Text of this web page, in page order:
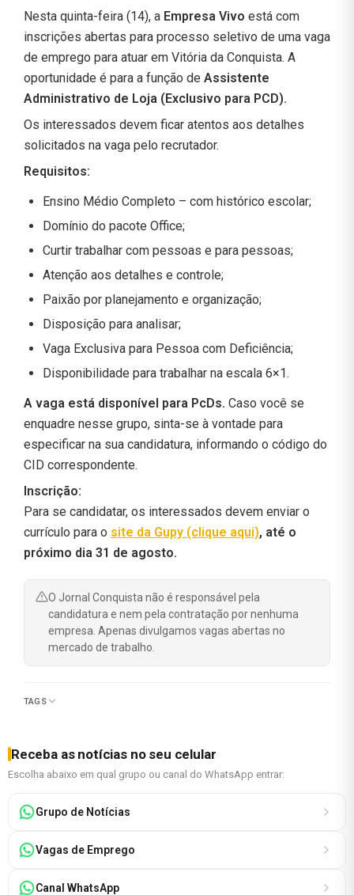
Nesta quinta-feira (14), a Empresa Vivo está com
inscrições abertas para processo seletivo de uma vaga
de emprego para atuar em Vitória da Conquista. A
oportunidade é para a função de Assistente
Administrativo de Loja (Exclusivo para PCD).
Os interessados devem ficar atentos aos detalhes
solicitados na vaga pelo recrutador.
Requisitos:
Ensino Médio Completo – com histórico escolar;
Domínio do pacote Office;
Curtir trabalhar com pessoas e para pessoas;
Atenção aos detalhes e controle;
Paixão por planejamento e organização;
Disposição para analisar;
Vaga Exclusiva para Pessoa com Deficiência;
Disponibilidade para trabalhar na escala 6×1.
A vaga está disponível para PcDs. Caso você se
enquadre nesse grupo, sinta-se à vontade para
especificar na sua candidatura, informando o código do
CID correspondente.
Inscrição:
Para se candidatar, os interessados devem enviar o
currículo para o site da Gupy (clique aqui), até o
próximo dia 31 de agosto.
O Jornal Conquista não é responsável pela
candidatura e nem pela contratação por nenhuma
empresa. Apenas divulgamos vagas abertas no
mercado de trabalho.
TAGS
Receba as notícias no seu celular
Escolha abaixo em qual grupo ou canal do WhatsApp entrar:
Grupo de Notícias
Vagas de Emprego
Canal WhatsApp